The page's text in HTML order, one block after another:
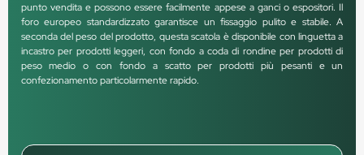
punto vendita e possono essere facilmente appese a ganci o espositori. Il
foro europeo standardizzato garantisce un fissaggio pulito e stabile. A
seconda del peso del prodotto, questa scatola è disponibile con linguetta a
incastro per prodotti leggeri, con fondo a coda di rondine per prodotti di
peso medio o con fondo a scatto per prodotti più pesanti e un
confezionamento particolarmente rapido.